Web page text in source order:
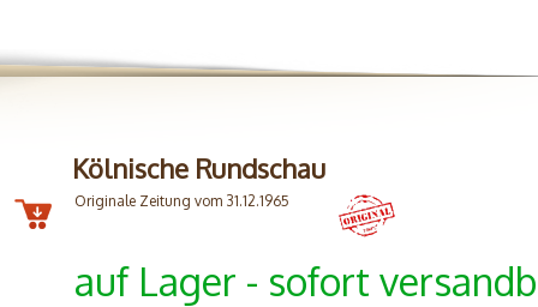
Kölnische Rundschau
Originale Zeitung vom 31.12.1965
auf Lager - sofort